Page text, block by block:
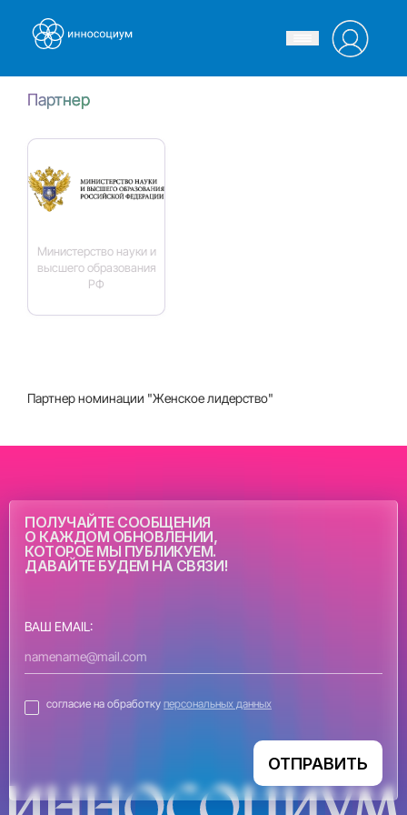
Партнер
Министерство науки и
высшего образования
РФ
Партнер номинации "Женское лидерство"
ПОЛУЧАЙТЕ СООБЩЕНИЯ
О КАЖДОМ ОБНОВЛЕНИИ,
КОТОРОЕ МЫ ПУБЛИКУЕМ.
ДАВАЙТЕ БУДЕМ НА СВЯЗИ!
ВАШ EMAIL:
согласие на обработку персональных данных
ОТПРАВИТЬ